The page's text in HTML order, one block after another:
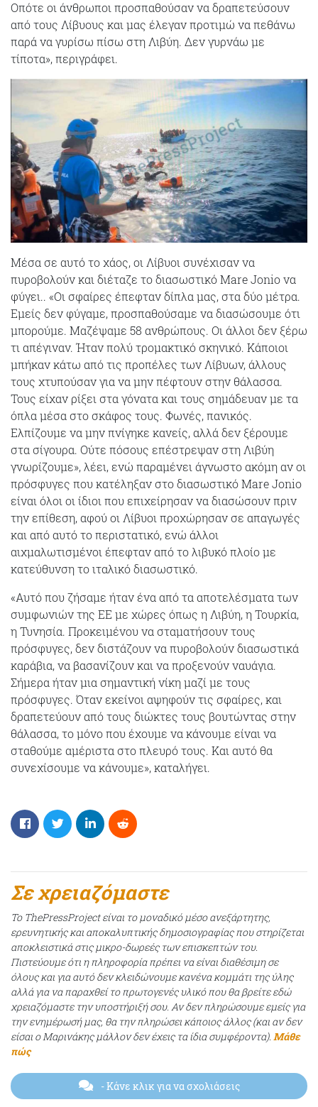
Οπότε οι άνθρωποι προσπαθούσαν να δραπετεύσουν
από τους Λίβυους και μας έλεγαν προτιμώ να πεθάνω
παρά να γυρίσω πίσω στη Λιβύη. Δεν γυρνάω με
τίποτα», περιγράφει.
Μέσα σε αυτό το χάος, οι Λίβυοι συνέχισαν να
πυροβολούν και διέταζε το διασωστικό Mare Jonio να
φύγει.. «Οι σφαίρες έπεφταν δίπλα μας, στα δύο μέτρα.
Εμείς δεν φύγαμε, προσπαθούσαμε να διασώσουμε ότι
μπορούμε. Μαζέψαμε 58 ανθρώπους. Οι άλλοι δεν ξέρω
τι απέγιναν. Ήταν πολύ τρομακτικό σκηνικό. Κάποιοι
μπήκαν κάτω από τις προπέλες των Λίβυων, άλλους
τους χτυπούσαν για να μην πέφτουν στην θάλασσα.
Τους είχαν ρίξει στα γόνατα και τους σημάδευαν με τα
όπλα μέσα στο σκάφος τους. Φωνές, πανικός.
Ελπίζουμε να μην πνίγηκε κανείς, αλλά δεν ξέρουμε
στα σίγουρα. Ούτε πόσους επέστρεψαν στη Λιβύη
γνωρίζουμε», λέει, ενώ παραμένει άγνωστο ακόμη αν οι
πρόσφυγες που κατέληξαν στο διασωστικό Mare Jonio
είναι όλοι οι ίδιοι που επιχείρησαν να διασώσουν πριν
την επίθεση, αφού οι Λίβυοι προχώρησαν σε απαγωγές
και από αυτό το περιστατικό, ενώ άλλοι
αιχμαλωτισμένοι έπεφταν από το λιβυκό πλοίο με
κατεύθυνση το ιταλικό διασωστικό.
«Αυτό που ζήσαμε ήταν ένα από τα αποτελέσματα των
συμφωνιών της ΕΕ με χώρες όπως η Λιβύη, η Τουρκία,
η Τυνησία. Προκειμένου να σταματήσουν τους
πρόσφυγες, δεν διστάζουν να πυροβολούν διασωστικά
καράβια, να βασανίζουν και να προξενούν ναυάγια.
Σήμερα ήταν μια σημαντική νίκη μαζί με τους
πρόσφυγες. Όταν εκείνοι αψηφούν τις σφαίρες, και
δραπετεύουν από τους διώκτες τους βουτώντας στην
θάλασσα, το μόνο που έχουμε να κάνουμε είναι να
σταθούμε αμέριστα στο πλευρό τους. Και αυτό θα
συνεχίσουμε να κάνουμε», καταλήγει.
Σε χρειαζόμαστε
Το ThePressProject είναι το μοναδικό μέσο ανεξάρτητης,
ερευνητικής και αποκαλυπτικής δημοσιογραφίας που στηρίζεται
αποκλειστικά στις μικρο-δωρεές των επισκεπτών του.
Πιστεύουμε ότι η πληροφορία πρέπει να είναι διαθέσιμη σε
όλους και για αυτό δεν κλειδώνουμε κανένα κομμάτι της ύλης
αλλά για να παραχθεί το πρωτογενές υλικό που θα βρείτε εδώ
χρειαζόμαστε την υποστήριξή σου. Αν δεν πληρώσουμε εμείς για
την ενημέρωσή μας, θα την πληρώσει κάποιος άλλος (και αν δεν
είσαι ο Μαρινάκης μάλλον δεν έχεις τα ίδια συμφέροντα). Μάθε
πώς
- Κάνε κλικ για να σχολιάσεις